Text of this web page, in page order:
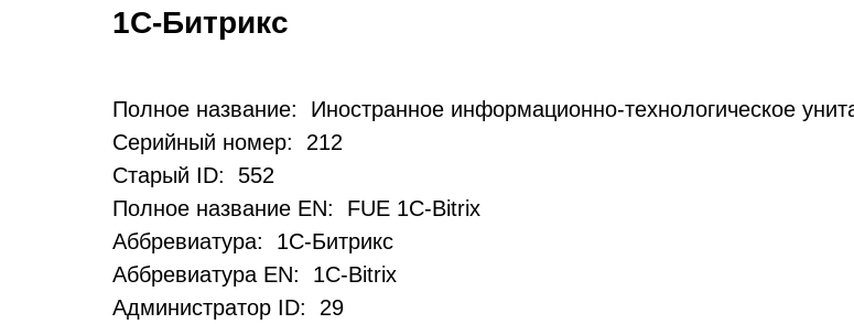
1С-Битрикс
Полное название: Иностранное информационно-технологическое
Серийный номер: 212
Старый ID: 552
Полное название EN: FUE 1C-Bitrix
Аббревиатура: 1С-Битрикс
Аббревиатура EN: 1C-Bitrix
Администратор ID: 29